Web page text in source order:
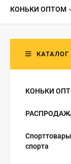
КОНЬКИ ОПТОМ
КОНЬКИ
спорта